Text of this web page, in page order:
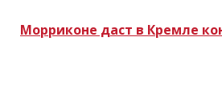
Морриконе даст в Кремле